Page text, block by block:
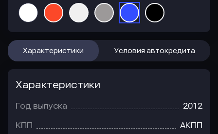
Характеристики Условия автокредита
Характеристики
Год выпуска 2012
КПП АКПП